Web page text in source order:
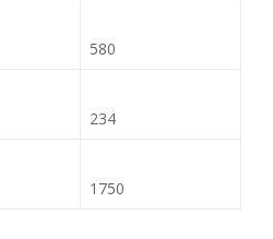
580
234
1750